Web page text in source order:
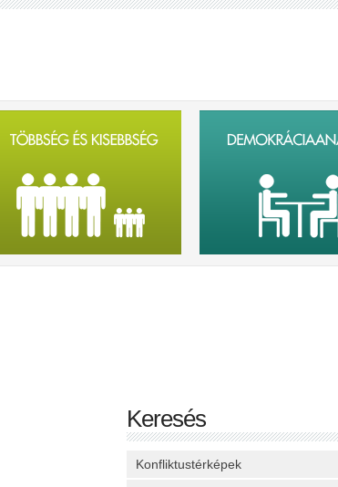
Keresés
Konfliktustérképek